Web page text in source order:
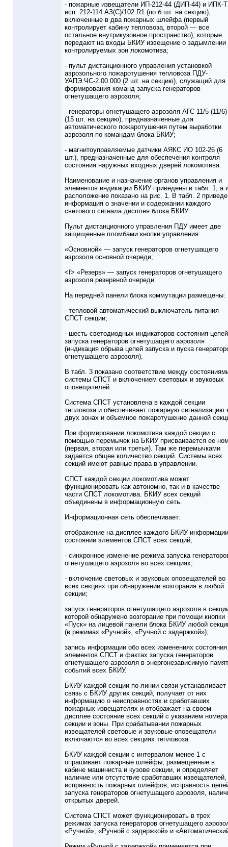
- пожарные извещатели ИП-212-44 (ДИП-44) и ИПК-
исп. 212-114 АЗ(С)/102 R1 (по б шт. на секцию),
включенные в два пожарных шлейфа (первый
контролирует кабину тепловоза, второй — все
остальное внутрикузовное пространство), которые
передают на входы БКИУ извещение о задымлении
контролируемых зон локомотива;
- пульт дистанционного управления установкой
аэрозольного пожаротушения тепловоза ПДУ-
УАПЭ.ЧС-2.00.000 (2 шт. на секцию), служащий для
формирования команд запуска генераторов
огнетушащего аэрозоля;
- генераторы огнетушащего аэрозоля АГС-11/5 (11/6)
(15 шт. на секцию), предназначенные для
автоматического пожаротушения путем выработки
аэрозоля по командам блока БКИУ;
- магнитоуправляемые датчики АЯКС ИО 102-26 (6
шт.), предназначенные для обеспечения контроля
состояния наружных входных дверей локомотива.
Наименование и назначение органов управления и
элементов индикации БКИУ приведены в табл. 1, а
расположение показано на рис. 1. В табл. 2
информация о значении и содержании каждого
светового сигнала дисплея блока БКИУ.
Пульт дистанционного управления ПДУ имеет две
защищенные пломбами кнопки управления:
«Основной» — запуск генераторов огнетушащего
аэрозоля основной очереди;
<f> «Резерв» — запуск генераторов огнетушащего
аэрозоля резервной очереди.
На передней панели блока коммутации размещены:
- тепловой автоматический выключатель питания
СПСТ секции;
- шесть светодиодных индикаторов состояния цепей
запуска генераторов огнетушащего аэрозоля
(индикация обрыва цепей запуска и пуска
огнетушащего аэрозоля).
В табл. 3 показано соответствие между
системы СПСТ и включением световых и звуковых
оповещателей.
Система СПСТ установлена в каждой секции
тепловоза и обеспечивает пожарную сигнализацию
двух зонах и объемное пожаротушение данной
При формировании локомотива каждой секции с
помощью перемычек на БКИУ присваивается ее
(первая, вторая или третья). Там же перемычками
задается общее количество секций. Системы всех
секций имеют равные права в управлении.
СПСТ каждой секции локомотива может
функционировать как автономно, так и в качестве
части СПСТ локомотива. БКИУ всех секций
объединены в информационную сеть.
Информационная сеть обеспечивает:
отображение на дисплее каждого БКИУ
состоянии элементов СПСТ всех секций;
- синхронное изменение режима запуска
огнетушащего аэрозоля во всех секциях;
- включение световых и звуковых оповещателей во
всех секциях при обнаружении возгорания в любой
секции;
запуск генераторов огнетушащего аэрозоля в
которой обнаружено возгорание при помощи кнопки
«Пуск» на лицевой панели блока БКИУ любой
(в режимах «Ручной», «Ручной с задержкой»);
запись информации обо всех изменениях состояния
элементов СПСТ и фактах запуска генераторов
огнетушащего аэрозоля в энергонезависимую
событий всех БКИУ.
БКИУ каждой секции по линии связи устанавливает
связь с БКИУ других секций, получает от них
информацию о неисправностях и сработавших
пожарных извещателях и отображает на своем
дисплее состояние всех секций с указанием номера
секции и зоны. При срабатывании пожарных
извещателей световые и звуковые оповещатели
включаются во всех секциях тепловоза.
БКИУ каждой секции с интервалом менее 1 с
опрашивает пожарные шлейфы, размещенные в
кабине машиниста и кузове секции, и определяет
наличие или отсутствие сработавших извещателей,
исправность пожарных шлейфов, исправность
запуска генераторов огнетушащего аэрозоля,
открытых дверей.
Система СПСТ может функционировать в трех
режимах запуска генераторов огнетушащего
«Ручной», «Ручной с задержкой» и